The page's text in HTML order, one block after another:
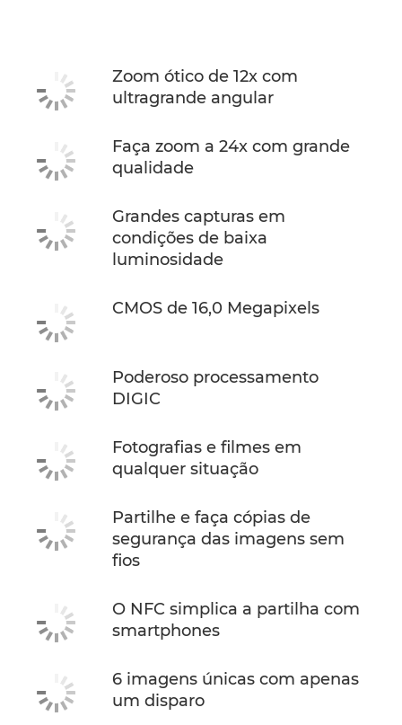
Zoom ótico de 12x com
ultragrande angular
Faça zoom a 24x com grande
qualidade
Grandes capturas em
condições de baixa
luminosidade
CMOS de 16,0 Megapixels
Poderoso processamento
DIGIC
Fotografias e filmes em
qualquer situação
Partilhe e faça cópias de
segurança das imagens sem
fios
O NFC simplica a partilha com
smartphones
6 imagens únicas com apenas
um disparo